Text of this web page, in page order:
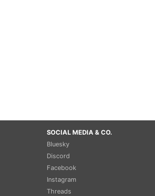
SOCIAL MEDIA & CO.
Bluesky
Discord
Facebook
Instagram
Threads